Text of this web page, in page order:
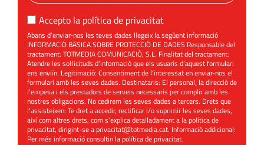
Accepto la política de privacitat
Abans d’enviar-nos les teves dades llegeix la següent informació
INFORMACIÓ BÀSICA SOBRE PROTECCIÓ DE DADES Responsable del
tractament: TOTMEDIA COMUNICACIÓ, S.L. Finalitat del tractament:
Atendre les sol·licituds d’informació que els usuaris d’aquest formulari
ens enviïn. Legitimació: Consentiment de l’interessat en enviar-nos el
formulari amb les seves dades. Destinataris: El personal, la direcció de
l’empesa i els prestadors de serveis necessaris per complir amb les
nostres obligacions. No cedirem les seves dades a tercers. Drets que
l’assisteixen: Te dret a accedir, rectificar i/o suprimir les seves dades,
així com altres drets, com s’explica detalladament a la política de
privacitat, dirigint-se aprivacitat@totmedia.cat. Informació addicional:
Per més informació consultin lapolítica de privacitat.